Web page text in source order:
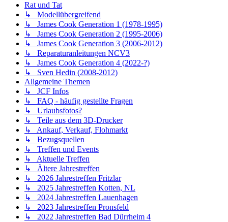
Rat und Tat
↳ Modellübergreifend
↳ James Cook Generation 1 (1978-1995)
↳ James Cook Generation 2 (1995-2006)
↳ James Cook Generation 3 (2006-2012)
↳ Reparaturanleitungen NCV3
↳ James Cook Generation 4 (2022-?)
↳ Sven Hedin (2008-2012)
Allgemeine Themen
↳ JCF Infos
↳ FAQ - häufig gestellte Fragen
↳ Urlaubsfotos?
↳ Teile aus dem 3D-Drucker
↳ Ankauf, Verkauf, Flohmarkt
↳ Bezugsquellen
↳ Treffen und Events
↳ Aktuelle Treffen
↳ Ältere Jahrestreffen
↳ 2026 Jahrestreffen Fritzlar
↳ 2025 Jahrestreffen Kotten, NL
↳ 2024 Jahrestreffen Lauenhagen
↳ 2023 Jahrestreffen Pronsfeld
↳ 2022 Jahrestreffen Bad Dürrheim 4